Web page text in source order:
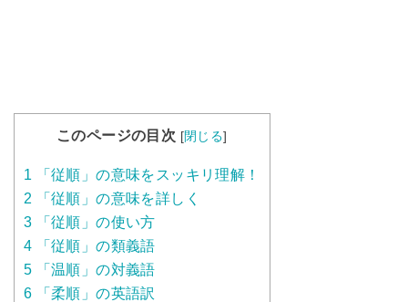
このページの目次 [閉じる]
1 「従順」の意味をスッキリ理解！
2 「従順」の意味を詳しく
3 「従順」の使い方
4 「従順」の類義語
5 「温順」の対義語
6 「柔順」の英語訳